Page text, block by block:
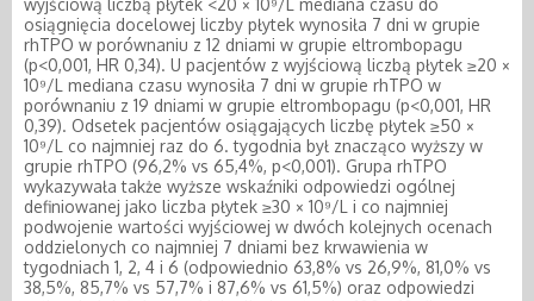
wyjściową liczbą płytek <20 × 10⁹/L mediana czasu do
osiągnięcia docelowej liczby płytek wynosiła 7 dni w grupie
rhTPO w porównaniu z 12 dniami w grupie eltrombopagu
(p<0,001, HR 0,34). U pacjentów z wyjściową liczbą płytek ≥20 ×
10⁹/L mediana czasu wynosiła 7 dni w grupie rhTPO w
porównaniu z 19 dniami w grupie eltrombopagu (p<0,001, HR
0,39). Odsetek pacjentów osiągających liczbę płytek ≥50 ×
10⁹/L co najmniej raz do 6. tygodnia był znacząco wyższy w
grupie rhTPO (96,2% vs 65,4%, p<0,001). Grupa rhTPO
wykazywała także wyższe wskaźniki odpowiedzi ogólnej
definiowanej jako liczba płytek ≥30 × 10⁹/L i co najmniej
podwojenie wartości wyjściowej w dwóch kolejnych ocenach
oddzielonych co najmniej 7 dniami bez krwawienia w
tygodniach 1, 2, 4 i 6 (odpowiednio 63,8% vs 26,9%, 81,0% vs
38,5%, 85,7% vs 57,7% i 87,6% vs 61,5%) oraz odpowiedzi